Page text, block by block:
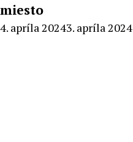
miesto
By
4. apríla 20243. apríla 2024